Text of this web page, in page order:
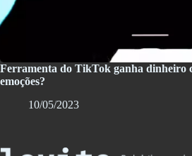
Ferramenta do TikTok ganha dinheiro
emoções?
10/05/2023